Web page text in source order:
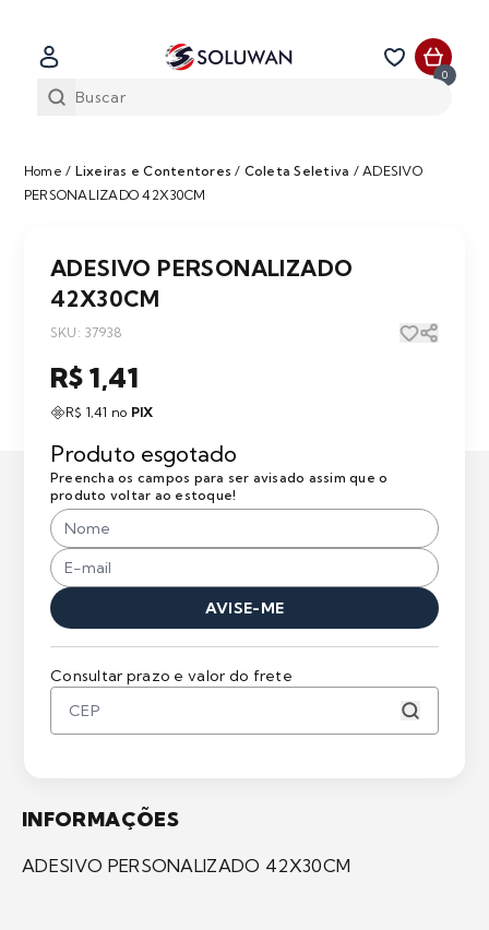
0
Home / Lixeiras e Contentores / Coleta Seletiva /ADESIVO
PERSONALIZADO 42X30CM
ADESIVO PERSONALIZADO
42X30CM
SKU: 37938
R$ 1,41
R$ 1,41 no PIX
Produto esgotado
Preencha os campos para ser avisado assim que o
produto voltar ao estoque!
AVISE-ME
Consultar prazo e valor do frete
INFORMAÇÕES
ADESIVO PERSONALIZADO 42X30CM